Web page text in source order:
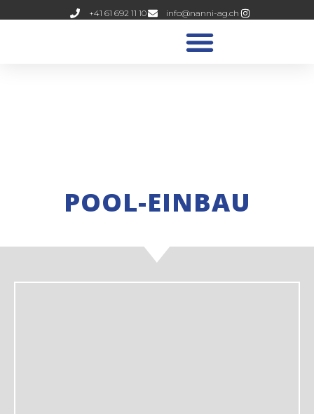
+41 61 692 11 10 info@nanni-ag.ch
POOL-EINBAU